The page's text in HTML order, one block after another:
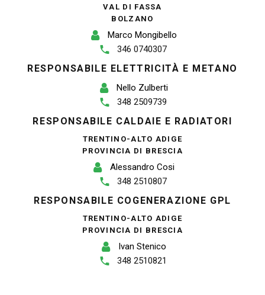
VAL DI FASSA
BOLZANO
Marco Mongibello
346 0740307
RESPONSABILE ELETTRICITÀ E METANO
Nello Zulberti
348 2509739
RESPONSABILE CALDAIE E RADIATORI
TRENTINO-ALTO ADIGE
PROVINCIA DI BRESCIA
Alessandro Cosi
348 2510807
RESPONSABILE COGENERAZIONE GPL
TRENTINO-ALTO ADIGE
PROVINCIA DI BRESCIA
Ivan Stenico
348 2510821